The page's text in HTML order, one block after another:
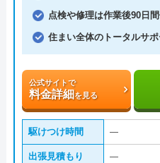
点検や修理は作業後90日
住まい全体のトータルサ
公式サイトで
料金詳細を見る
駆けつけ時間 ―
出張見積もり ―